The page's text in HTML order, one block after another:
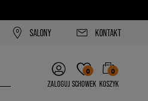
SALONY KONTAKT
ZALOGUJ
0
SCHOWEK
0
KOSZYK